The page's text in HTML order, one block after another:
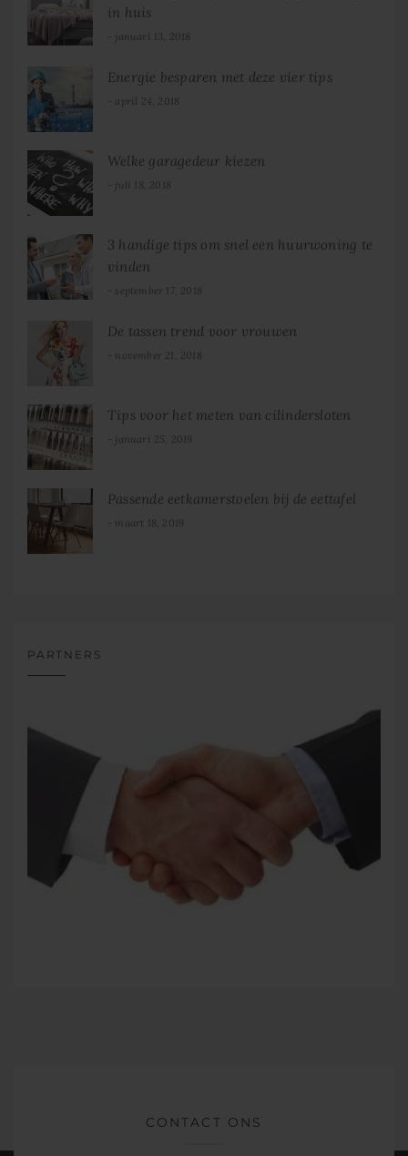
in huis
januari 13, 2018
Energie besparen met deze vier tips
april 24, 2018
Welke garagedeur kiezen
juli 18, 2018
3 handige tips om snel een huurwoning te
vinden
september 17, 2018
De tassen trend voor vrouwen
november 21, 2018
Tips voor het meten van cilindersloten
januari 25, 2019
Passende eetkamerstoelen bij de eettafel
maart 18, 2019
PARTNERS
CONTACT ONS